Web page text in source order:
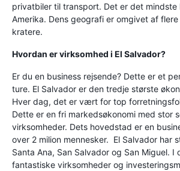
privatbiler til transport. Det er det mindste
Amerika. Dens geografi er omgivet af
kratere.
Hvordan er virksomhed i El Salvador?
Er du en business rejsende? Dette er et
ture. El Salvador er den tredje største
Hver dag, det er vært for top
Dette er en fri markedsøkonomi med stor
virksomheder. Dets hovedstad er en
over 2 milion mennesker. El Salvador har
Santa Ana, San Salvador og San Miguel. I
fantastiske virksomheder og